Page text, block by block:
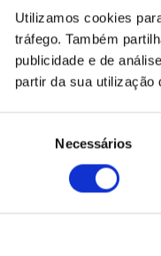
Utilizamos cookies
tráfego. Também
publicidade e de
partir da sua
consentimento
Necessários